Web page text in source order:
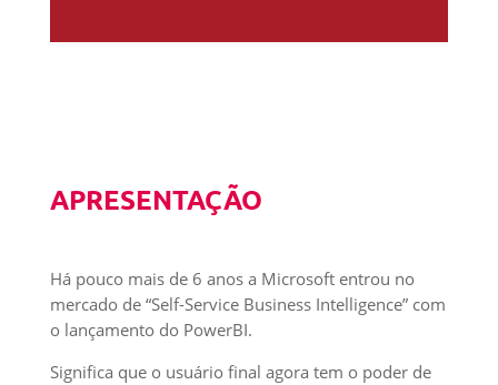
APRESENTAÇÃO
Há pouco mais de 6 anos a Microsoft entrou no
mercado de “Self-Service Business Intelligence” com
o lançamento do PowerBI.
Significa que o usuário final agora tem o poder de